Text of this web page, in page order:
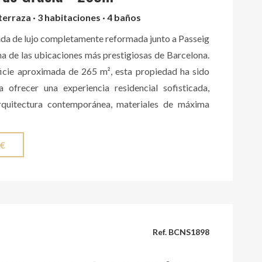
solicitud por protección de datos. Contáctenos.
terraza · 3 habitaciones · 4 baños
de lujo completamente reformada junto a Passeig
de las ubicaciones más prestigiosas de Barcelona.
aproximada de 265 m², esta propiedad ha sido
ofrecer una experiencia residencial sofisticada,
contemporánea, materiales de máxima
amplio salón con chimenea, elegante y luminoso,
magnífica galería abierta a un patio interior
Ref. BCNS1898